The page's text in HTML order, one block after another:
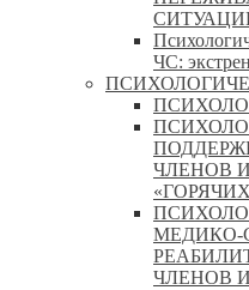
ЧС:
ЧЛЕНОВ
«ГОРЯЧИХ
МЕДИКО-
ЧЛЕНОВ